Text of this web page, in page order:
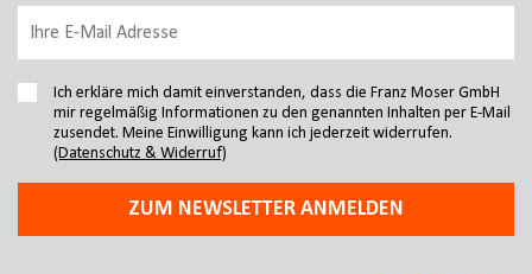
Ich erkläre mich damit einverstanden, dass die Franz Moser GmbH
mir regelmäßig Informationen zu den genannten Inhalten per E-Mail
zusendet. Meine Einwilligung kann ich jederzeit widerrufen.
(Datenschutz & Widerruf)
ZUM NEWSLETTER ANMELDEN